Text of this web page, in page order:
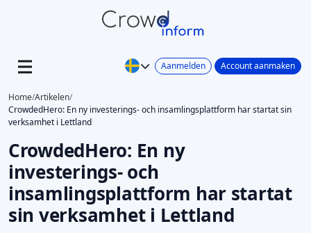
Aanmelden Account aanmaken
Home/Artikelen/
CrowdedHero: En ny investerings- och insamlingsplattform har startat sin
verksamhet i Lettland
CrowdedHero: En ny
investerings- och
insamlingsplattform har startat
sin verksamhet i Lettland